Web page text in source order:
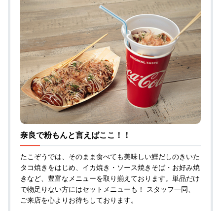
奈良で粉もんと言えばここ！！
たこぞうでは、そのまま食べても美味しい鰹だしのきいた
タコ焼きをはじめ、イカ焼き・ソース焼きそば・お好み焼
きなど、豊富なメニューを取り揃えております。単品だけ
で物足りない方にはセットメニューも！ スタッフ一同、
ご来店を心よりお待ちしております。